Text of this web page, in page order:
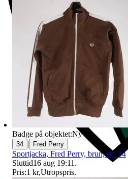
Badge på objektet:Ny
34 | Fred Perry
Sportjacka, Fred Perry, brun, stl. 34
Sluttid16 aug 19:11 .
Pris:1 kr,Utropspris.